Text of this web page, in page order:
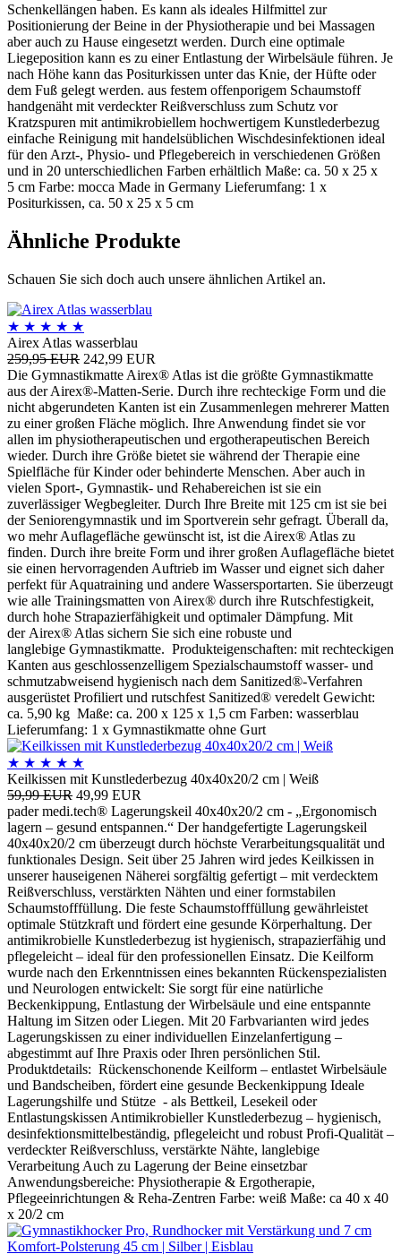
Schenkellängen haben. Es kann als ideales Hilfmittel zur
Positionierung der Beine in der Physiotherapie und bei Massagen
aber auch zu Hause eingesetzt werden. Durch eine optimale
Liegeposition kann es zu einer Entlastung der Wirbelsäule führen. Je
nach Höhe kann das Positurkissen unter das Knie, der Hüfte oder
dem Fuß gelegt werden. aus festem offenporigem Schaumstoff
handgenäht mit verdeckter Reißverschluss zum Schutz vor
Kratzspuren mit antimikrobiellem hochwertigem Kunstlederbezug
einfache Reinigung mit handelsüblichen Wischdesinfektionen ideal
für den Arzt-, Physio- und Pflegebereich in verschiedenen Größen
und in 20 unterschiedlichen Farben erhältlich Maße: ca. 50 x 25 x
5 cm Farbe: mocca Made in Germany Lieferumfang: 1 x
Positurkissen, ca. 50 x 25 x 5 cm
Ähnliche Produkte
Schauen Sie sich doch auch unsere ähnlichen Artikel an.
★ ★ ★ ★ ★
Airex Atlas wasserblau
259,95 EUR 242,99 EUR
Die Gymnastikmatte Airex® Atlas ist die größte Gymnastikmatte
aus der Airex®-Matten-Serie. Durch ihre rechteckige Form und die
nicht abgerundeten Kanten ist ein Zusammenlegen mehrerer Matten
zu einer großen Fläche möglich. Ihre Anwendung findet sie vor
allen im physiotherapeutischen und ergotherapeutischen Bereich
wieder. Durch ihre Größe bietet sie während der Therapie eine
Spielfläche für Kinder oder behinderte Menschen. Aber auch in
vielen Sport-, Gymnastik- und Rehabereichen ist sie ein
zuverlässiger Wegbegleiter. Durch Ihre Breite mit 125 cm ist sie bei
der Seniorengymnastik und im Sportverein sehr gefragt. Überall da,
wo mehr Auflagefläche gewünscht ist, ist die Airex® Atlas zu
finden. Durch ihre breite Form und ihrer großen Auflagefläche bietet
sie einen hervorragenden Auftrieb im Wasser und eignet sich daher
perfekt für Aquatraining und andere Wassersportarten. Sie überzeugt
wie alle Trainingsmatten von Airex® durch ihre Rutschfestigkeit,
durch hohe Strapazierfähigkeit und optimaler Dämpfung. Mit
der Airex® Atlas sichern Sie sich eine robuste und
langlebige Gymnastikmatte. Produkteigenschaften: mit rechteckigen
Kanten aus geschlossenzelligem Spezialschaumstoff wasser- und
schmutzabweisend hygienisch nach dem Sanitized®-Verfahren
ausgerüstet Profiliert und rutschfest Sanitized® veredelt Gewicht:
ca. 5,90 kg Maße: ca. 200 x 125 x 1,5 cm Farben: wasserblau
Lieferumfang: 1 x Gymnastikmatte ohne Gurt
★ ★ ★ ★ ★
Keilkissen mit Kunstlederbezug 40x40x20/2 cm | Weiß
59,99 EUR 49,99 EUR
pader medi.tech® Lagerungskeil 40x40x20/2 cm - „Ergonomisch
lagern – gesund entspannen.“ Der handgefertigte Lagerungskeil
40x40x20/2 cm überzeugt durch höchste Verarbeitungsqualität und
funktionales Design. Seit über 25 Jahren wird jedes Keilkissen in
unserer hauseigenen Näherei sorgfältig gefertigt – mit verdecktem
Reißverschluss, verstärkten Nähten und einer formstabilen
Schaumstofffüllung. Die feste Schaumstofffüllung gewährleistet
optimale Stützkraft und fördert eine gesunde Körperhaltung. Der
antimikrobielle Kunstlederbezug ist hygienisch, strapazierfähig und
pflegeleicht – ideal für den professionellen Einsatz. Die Keilform
wurde nach den Erkenntnissen eines bekannten Rückenspezialisten
und Neurologen entwickelt: Sie sorgt für eine natürliche
Beckenkippung, Entlastung der Wirbelsäule und eine entspannte
Haltung im Sitzen oder Liegen. Mit 20 Farbvarianten wird jedes
Lagerungskissen zu einer individuellen Einzelanfertigung –
abgestimmt auf Ihre Praxis oder Ihren persönlichen Stil.
Produktdetails: Rückenschonende Keilform – entlastet Wirbelsäule
und Bandscheiben, fördert eine gesunde Beckenkippung Ideale
Lagerungshilfe und Stütze - als Bettkeil, Lesekeil oder
Entlastungskissen Antimikrobieller Kunstlederbezug – hygienisch,
desinfektionsmittelbeständig, pflegeleicht und robust Profi-Qualität –
verdeckter Reißverschluss, verstärkte Nähte, langlebige
Verarbeitung Auch zu Lagerung der Beine einsetzbar
Anwendungsbereiche: Physiotherapie & Ergotherapie,
Pflegeeinrichtungen & Reha-Zentren Farbe: weiß Maße: ca 40 x 40
x 20/2 cm